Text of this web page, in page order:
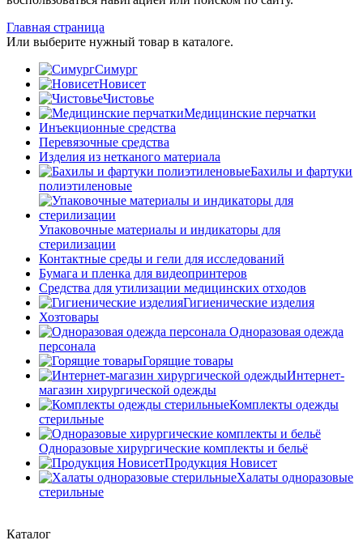
Главная страница
Или выберите нужный товар в каталоге.
Симург
Новисет
Чистовье
Медицинские перчатки
Инъекционные средства
Перевязочные средства
Изделия из нетканого материала
Бахилы и фартуки
полиэтиленовые
Упаковочные материалы и индикаторы для
стерилизации
Контактные среды и гели для исследований
Бумага и пленка для видеопринтеров
Средства для утилизации медицинских отходов
Гигиенические изделия
Хозтовары
Одноразовая одежда
персонала
Горящие товары
Интернет-
магазин хирургической одежды
Комплекты одежды
стерильные
Одноразовые хирургические комплекты и бельё
Продукция Новисет
Халаты одноразовые
стерильные
Каталог